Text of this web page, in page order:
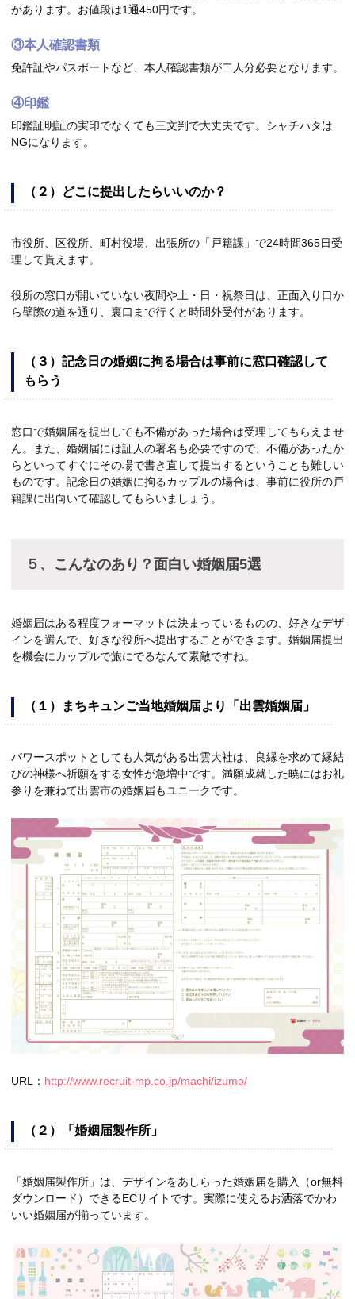
があります。お値段は1通450円です。
③本人確認書類
免許証やパスポートなど、本人確認書類が二人分必要となります。
④印鑑
印鑑証明証の実印でなくても三文判で大丈夫です。シャチハタは
NGになります。
（２）どこに提出したらいいのか？
市役所、区役所、町村役場、出張所の「戸籍課」で24時間365日受
理して貰えます。
役所の窓口が開いていない夜間や土・日・祝祭日は、正面入り口か
ら壁際の道を通り、裏口まで行くと時間外受付があります。
（３）記念日の婚姻に拘る場合は事前に窓口確認して
もらう
窓口で婚姻届を提出しても不備があった場合は受理してもらえませ
ん。また、婚姻届には証人の署名も必要ですので、不備があったか
らといってすぐにその場で書き直して提出するということも難しい
ものです。記念日の婚姻に拘るカップルの場合は、事前に役所の戸
籍課に出向いて確認してもらいましょう。
５、こんなのあり？面白い婚姻届5選
婚姻届はある程度フォーマットは決まっているものの、好きなデザ
インを選んで、好きな役所へ提出することができます。婚姻届提出
を機会にカップルで旅にでるなんて素敵ですね。
（１）まちキュンご当地婚姻届より「出雲婚姻届」
パワースポットとしても人気がある出雲大社は、良縁を求めて縁結
びの神様へ祈願をする女性が急増中です。満願成就した暁にはお礼
参りを兼ねて出雲市の婚姻届もユニークです。
URL： http://www.recruit-mp.co.jp/machi/izumo/
（２）「婚姻届製作所」
「婚姻届製作所」は、デザインをあしらった婚姻届を購入（or無料
ダウンロード）できるECサイトです。実際に使えるお洒落でかわ
いい婚姻届が揃っています。